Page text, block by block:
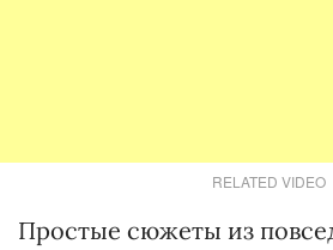
RELATED VIDEO
Простые сюжеты из